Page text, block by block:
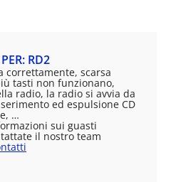
RD2
correttamente, scarsa
tasti non funzionano,
radio, la radio si avvia da
ed espulsione CD
…
sui guasti
il nostro team